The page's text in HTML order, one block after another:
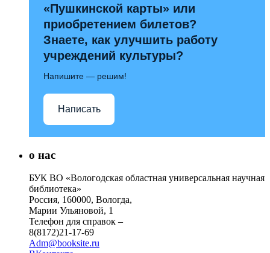
«Пушкинской карты» или
приобретением билетов?
Знаете, как улучшить работу
учреждений культуры?
Напишите — решим!
Написать
о нас
БУК ВО «Вологодская областная универсальная научная
библиотека»
Россия, 160000, Вологда,
Марии Ульяновой, 1
Телефон для справок –
8(8172)21-17-69
Adm@booksite.ru